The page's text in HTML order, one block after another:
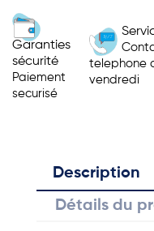
Garanties
sécurité
Paiement
securisé
telephone
vendredi
Description
Détails du